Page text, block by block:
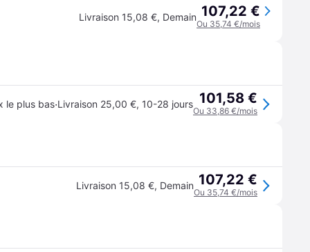
Livraison 15,08 €, Demain 107,22 €
Ou 35,74 €/mois
le plus bas·Livraison 25,00 €, 10-28 jours 101,58 €
Ou 33,86 €/mois
Livraison 15,08 €, Demain 107,22 €
Ou 35,74 €/mois